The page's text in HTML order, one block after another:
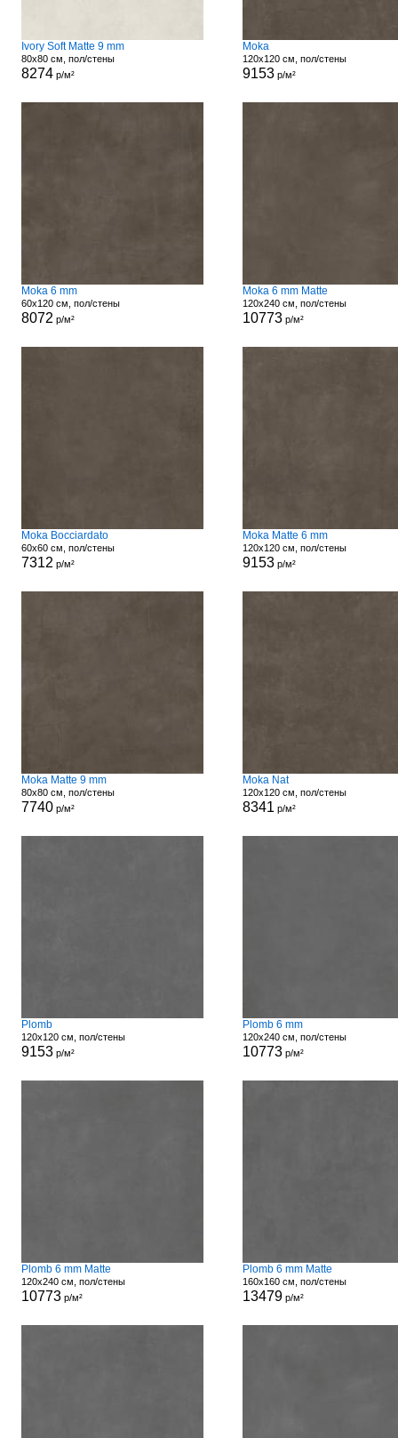
Ivory Soft Matte 9 mm
80x80 см, пол/стены
8274р/м²
Moka
120x120 см, пол/стены
9153р/м²
Moka 6 mm
60x120 см, пол/стены
8072 р/м²
Moka 6 mm Matte
120x240 см, пол/стены
10773р/м²
Moka Bocciardato
60x60 см, пол/стены
7312 р/м²
Moka Matte 6 mm
120x120 см, пол/стены
9153р/м²
Moka Matte 9 mm
80x80 см, пол/стены
7740р/м²
Moka Nat
120x120 см, пол/стены
8341 р/м²
Plomb
120x120 см, пол/стены
9153р/м²
Plomb 6 mm
120x240 см, пол/стены
10773р/м²
Plomb 6 mm Matte
120x240 см, пол/стены
10773р/м²
Plomb 6 mm Matte
160x160 см, пол/стены
13479р/м²